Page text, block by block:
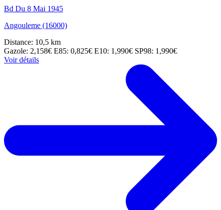
Bd Du 8 Mai 1945
Angouleme (16000)
Distance: 10,5 km
Gazole: 2,158€ E85: 0,825€ E10: 1,990€ SP98: 1,990€
Voir détails